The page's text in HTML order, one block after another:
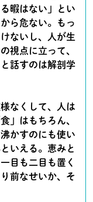
暇はない」とい
ら危ない。もっ
ないし、人が生
視点に立って、
話すのは解剖学
なくして、人は
」はもちろん、
かすのにも使い
いえる。恵みと
目も二目も置く
前なせいか、そ